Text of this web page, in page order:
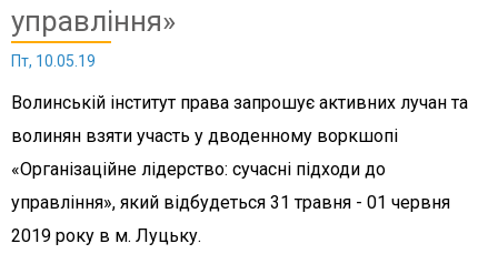
управління»
Пт, 10.05.19
Волинській інститут права запрошує активних лучан та
волинян взяти участь у дводенному воркшопі
«Організаційне лідерство: сучасні підходи до
управління», який відбудеться 31 травня - 01 червня
2019 року в м. Луцьку.